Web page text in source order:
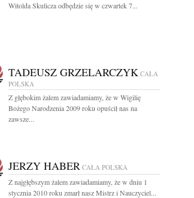
Witolda Skulicza odbędzie się w czwartek 7...
TADEUSZ GRZELARCZYK CAŁA
POLSKA
Z głębokim żalem zawiadamiamy, że w Wigilię
Bożego Narodzenia 2009 roku opuścił nas na
zawsze...
JERZY HABER CAŁA POLSKA
Z najgłębszym żalem zawiadamiamy, że w dniu 1
stycznia 2010 roku zmarł nasz Mistrz i Nauczyciel...